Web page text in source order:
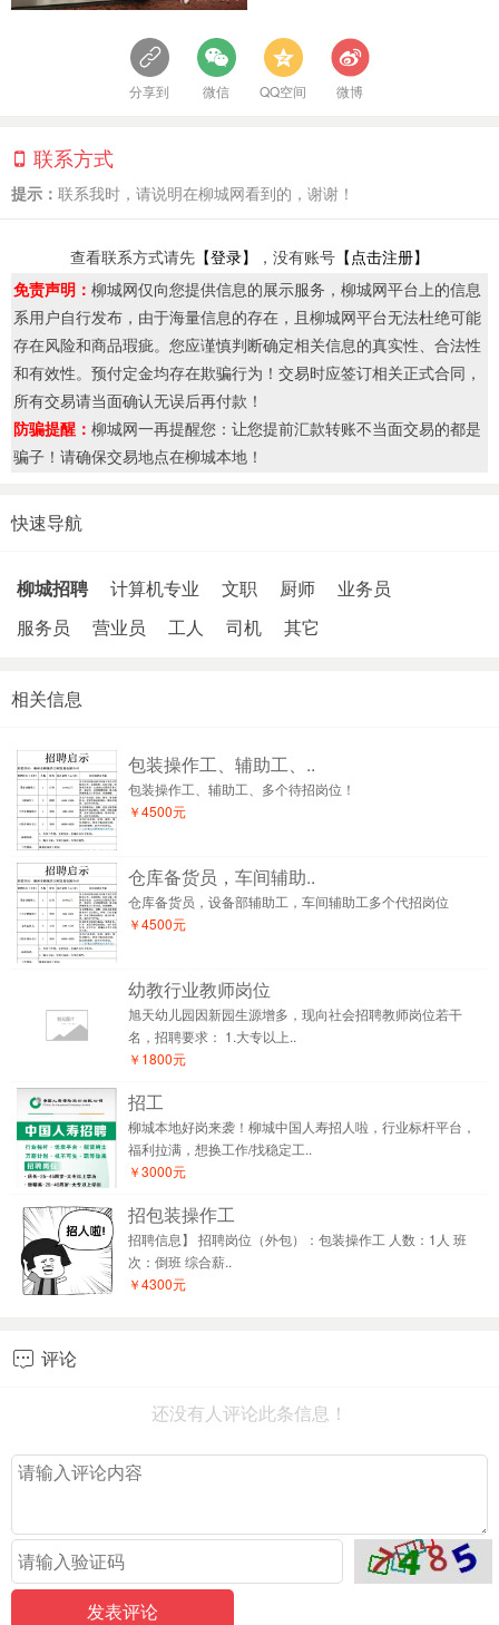
分享到 微信 QQ空间 微博
联系方式
提示： 联系我时，请说明在柳城网看到的，谢谢！
查看联系方式请先 【登录】 ，没有账号 【点击注册】
免责声明： 柳城网仅向您提供信息的展示服务，柳城网平台上的信息
系用户自行发布，由于海量信息的存在，且柳城网平台无法杜绝可能
存在风险和商品瑕疵。您应谨慎判断确定相关信息的真实性、合法性
和有效性。预付定金均存在欺骗行为！交易时应签订相关正式合同，
所有交易请当面确认无误后再付款！
防骗提醒： 柳城网一再提醒您：让您提前汇款转账不当面交易的都是
骗子！请确保交易地点在柳城本地！
快速导航
柳城招聘 计算机专业 文职 厨师
业务员
服务员
营业员 工人 司机 其它
相关信息
包装操作工、辅助工、..
包装操作工、辅助工、多个待招岗位！
￥4500元
仓库备货员，车间辅助..
仓库备货员，设备部辅助工，车间辅助工多个代招岗位
￥4500元
幼教行业教师岗位
旭天幼儿园因新园生源增多，现向社会招聘教师岗位若干
名，招聘要求： 1.大专以上..
￥1800元
招工
柳城本地好岗来袭！柳城中国人寿招人啦，行业标杆平台，
福利拉满，想换工作/找稳定工..
￥3000元
招包装操作工
招聘信息】 招聘岗位（外包）：包装操作工 人数：1人 班
次：倒班 综合薪..
￥4300元
 评论
还没有人评论此条信息！